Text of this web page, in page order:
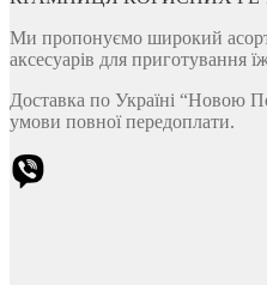
Ми пропонуємо широкий
аксесуарів для приготування
Доставка по Україні “Новою
умови повної передоплати.